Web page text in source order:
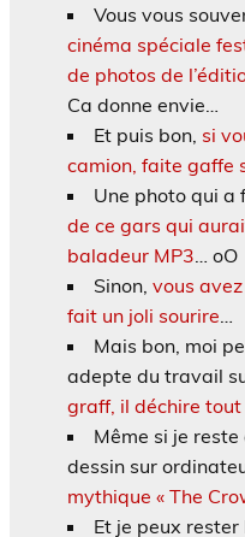
Vous vous
cinéma spéciale
de photos de
Ca donne envie…
Et puis bon, si
camion, faite gaffe
Une photo qui a
de ce gars qui
baladeur MP3 … oO
Sinon, vous
fait un joli sourire
Mais bon, moi
adepte du travail
graff, il déchire tout
Même si je
dessin sur
mythique « The
Et je peux